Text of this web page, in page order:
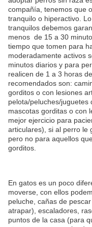
compañía, tenemos que
tranquilo o hiperactivo.
tranquilos debemos
menos de 15 a 30
tiempo que tomen para
moderadamente activos
minutos diarios y para
realicen de 1 a 3 horas
recomendados son:
gorditos o con lesiones
pelota/peluches/
mascotas gorditas o con
mejor ejercicio para
articulares), si al perro le
pero no para aquellos
gorditos.
En gatos es un poco
moverse, con ellos
peluche, cañas de
atrapar), escaladores,
puntos de la casa (para